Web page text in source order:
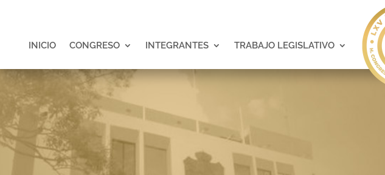
INICIO CONGRESO INTEGRANTES TRABAJO LEGISLATIVO